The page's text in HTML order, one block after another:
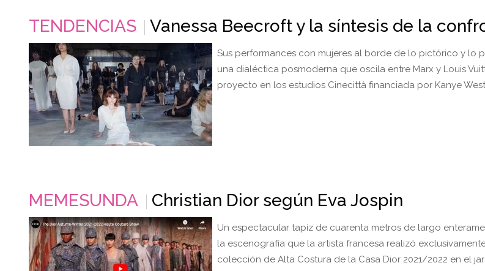
TENDENCIAS Vanessa Beecroft y la síntesis de la
Sus performances con mujeres al borde de lo pictórico y lo
una dialéctica posmoderna que oscila entre Marx y Louis
proyecto en los estudios Cinecittà financiada por Kanye
MEMESUNDA Christian Dior según Eva Jospin
Un espectacular tapiz de cuarenta metros de largo
la escenografía que la artista francesa realizó
colección de Alta Costura de la Casa Dior 2021/2022 en el